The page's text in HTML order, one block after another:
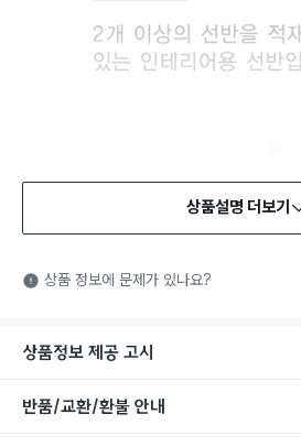
상품설명 더보기
상품 정보에 문제가 있나요?
상품정보 제공 고시
반품/교환/환불 안내